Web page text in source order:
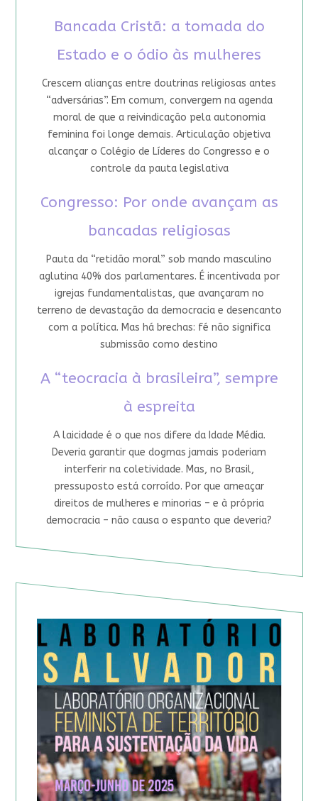
Bancada Cristã: a tomada do
Estado e o ódio às mulheres
Crescem alianças entre doutrinas religiosas antes
“adversárias”. Em comum, convergem na agenda
moral de que a reivindicação pela autonomia
feminina foi longe demais. Articulação objetiva
alcançar o Colégio de Líderes do Congresso e o
controle da pauta legislativa
Congresso: Por onde avançam as
bancadas religiosas
Pauta da “retidão moral” sob mando masculino
aglutina 40% dos parlamentares. É incentivada por
igrejas fundamentalistas, que avançaram no
terreno de devastação da democracia e desencanto
com a política. Mas há brechas: fé não significa
submissão como destino
A “teocracia à brasileira”, sempre
à espreita
A laicidade é o que nos difere da Idade Média.
Deveria garantir que dogmas jamais poderiam
interferir na coletividade. Mas, no Brasil,
pressuposto está corroído. Por que ameaçar
direitos de mulheres e minorias – e à própria
democracia – não causa o espanto que deveria?